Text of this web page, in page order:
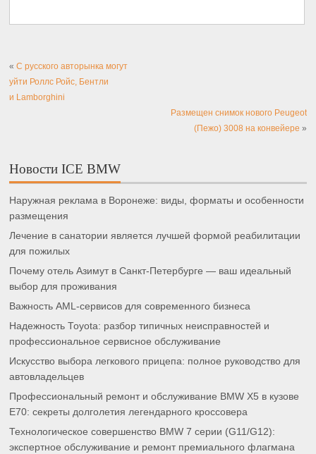
«С русского авторынка могут
уйти Роллс Ройс, Бентли
и Lamborghini
Размещен снимок нового Peugeot
(Пежо) 3008 на конвейере »
Новости ICE BMW
Наружная реклама в Воронеже: виды, форматы и особенности
размещения
Лечение в санатории является лучшей формой реабилитации
для пожилых
Почему отель Азимут в Санкт-Петербурге — ваш идеальный
выбор для проживания
Важность AML-сервисов для современного бизнеса
Надежность Toyota: разбор типичных неисправностей и
профессиональное сервисное обслуживание
Искусство выбора легкового прицепа: полное руководство для
автовладельцев
Профессиональный ремонт и обслуживание BMW X5 в кузове
E70: секреты долголетия легендарного кроссовера
Технологическое совершенство BMW 7 серии (G11/G12):
экспертное обслуживание и ремонт премиального флагмана